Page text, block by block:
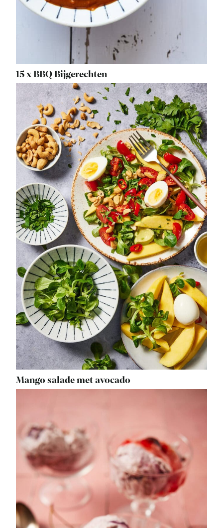
15 x BBQ Bijgerechten
Mango salade met avocado